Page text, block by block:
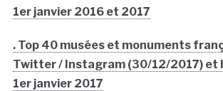
1er janvier 2016 et 2017
. Top 40 musées et monuments
Twitter / Instagram (30/12/2017) et
1er janvier 2017